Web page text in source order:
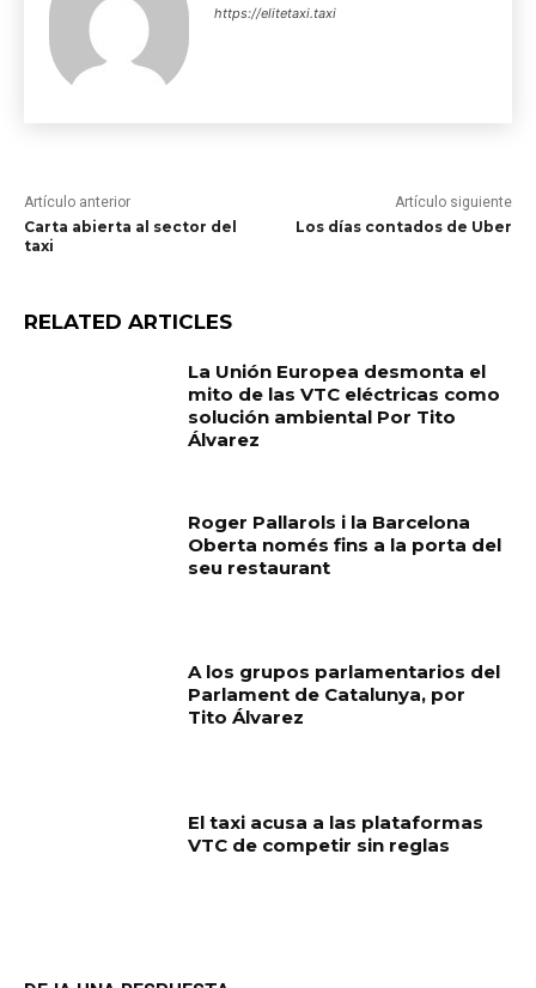
https://elitetaxi.taxi
Artículo anterior
Carta abierta al sector del
taxi
Artículo siguiente
Los días contados de Uber
RELATED ARTICLES
La Unión Europea desmonta el
mito de las VTC eléctricas como
solución ambiental Por Tito
Álvarez
Roger Pallarols i la Barcelona
Oberta només fins a la porta del
seu restaurant
A los grupos parlamentarios del
Parlament de Catalunya, por
Tito Álvarez
El taxi acusa a las plataformas
VTC de competir sin reglas